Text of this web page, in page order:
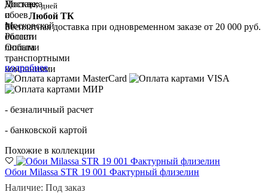
1-7 дней
Любой ТК
Бесплатная доставка при одновременном заказе от 20 000 руб.
Оплата
подробнее
- безналичный расчет
- банковской картой
Похожие в коллекции
Обои Milassa STR 19 001 Фактурный флизелин
Наличие: Под заказ